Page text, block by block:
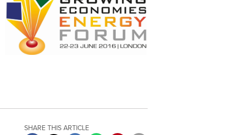
SHARE THIS ARTICLE